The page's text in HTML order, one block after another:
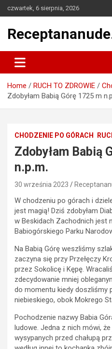
to
czwartek, 6 sierpnia, 2026
Home RUCH TO ZDROWIE
Zdobyłam Babią Górę 1725 m
CHODZENIE PO GÓRACH
Zdobyłam Babią
n.p.m.
30 września 2023
W chodzeniu po górach i
jest magią! Dziś zdobyłam
w Beskidach Zachodnich jest
Babiogórskiego Parku
Na Babią Górę weszliśmy
zaczyna się przy Przełęczy
przez Sokolicę i Kępę.
zdecydowanie mniej
do momentu kiedy doszliśmy
niebieskiego, obok Mokrego
Pochodzenie nazwy Babia
ludowe. Jedna z nich mówi,
wysypanych przed chałupą